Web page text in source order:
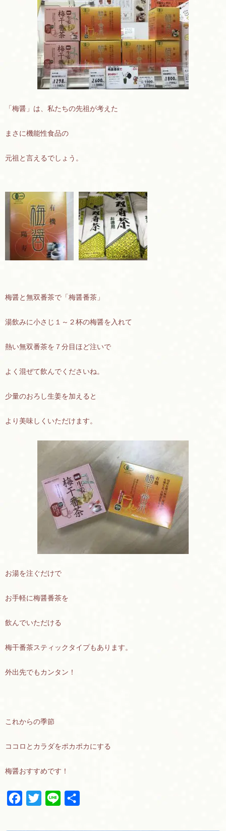
「梅醤」は、私たちの先祖が考えた
まさに機能性食品の
元祖と言えるでしょう。
梅醤と無双番茶で「梅醤番茶」
湯飲みに小さじ１～２杯の梅醤を入れて
熱い無双番茶を７分目ほど注いで
よく混ぜて飲んでくださいね。
少量のおろし生姜を加えると
より美味しくいただけます。
お湯を注ぐだけで
お手軽に梅醤番茶を
飲んでいただける
梅干番茶スティックタイプもあります。
外出先でもカンタン！
これからの季節
ココロとカラダをポカポカにする
梅醤おすすめです！
w